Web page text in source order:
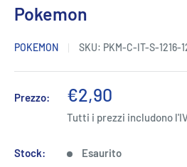
Pokemon
POKEMON SKU: PKM-C-IT-S-1216-
Prezzo:
Prezzo
scontato
€2,90
Tutti i prezzi includono
Stock: Esaurito